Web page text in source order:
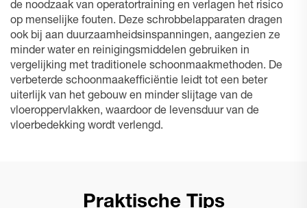
de noodzaak van operatortraining en verlagen het risico
op menselijke fouten. Deze schrobbelapparaten dragen
ook bij aan duurzaamheidsinspanningen, aangezien ze
minder water en reinigingsmiddelen gebruiken in
vergelijking met traditionele schoonmaakmethoden. De
verbeterde schoonmaakefficiëntie leidt tot een beter
uiterlijk van het gebouw en minder slijtage van de
vloeroppervlakken, waardoor de levensduur van de
vloerbedekking wordt verlengd.
Praktische Tips